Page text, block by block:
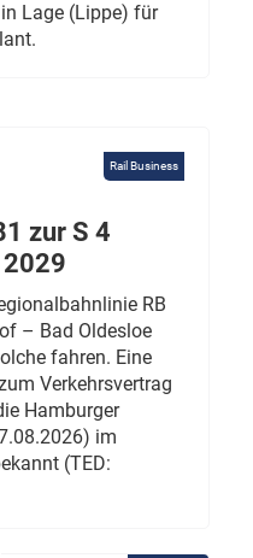
Lage (Lippe) für
Rail Business
zur S 4
RB
– Bad Oldesloe
fahren. Eine
Verkehrsvertrag
Hamburger
im
(TED: